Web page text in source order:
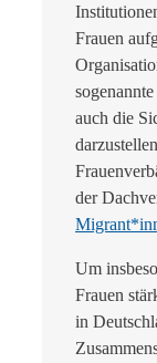
Frauen
auch die
der
Um
Frauen
in